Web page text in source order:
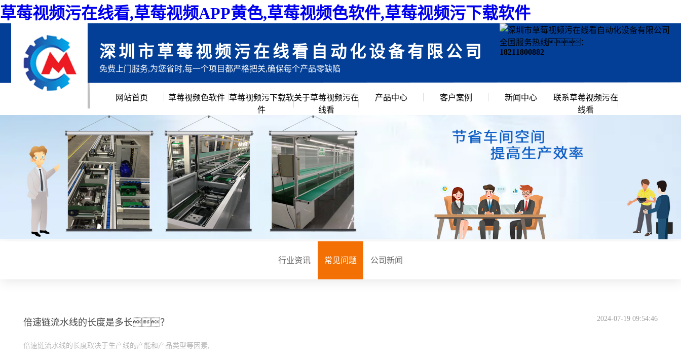
草莓视频污在线看,草莓视频APP黄色,草莓视频色软件,草莓视频污下载软件
深圳市草莓视频污在线看自动化设备有限公司
免费上门服务,为您省时,每一个项目都严格把关,确保每个产品零缺陷
全国服务热线：
18211800882
网站首页 草莓视频色软件 草莓视频污下载软
件
关于草莓视频污在
线看
公司简介
企业文化
创始人说
公司环境
产品中心 客户案例 新闻中心
行业资讯
常见问题
公司新闻
联系草莓视频污在
线看
行业资讯 常见问题 公司新闻
倍速链流水线的长度是多长？ 2024-07-19 09:54:46
倍速链流水线的长度取决于生产线的产能和产品类型等因素,